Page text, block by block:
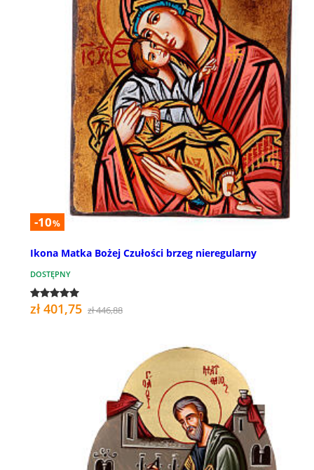
-10%
Ikona Matka Bożej Czułości brzeg nieregularny
DOSTĘPNY
zł 401,75 zł 446,88